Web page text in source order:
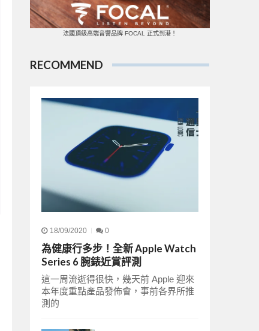
法國頂級高端音響品牌 FOCAL 正式到港！
RECOMMEND
18/09/2020 0
為健康行多步！全新 Apple Watch
Series 6 腕錶近賞評測
這一周流逝得很快，幾天前 Apple 迎來
本年度重點產品發佈會，事前各界所推
測的